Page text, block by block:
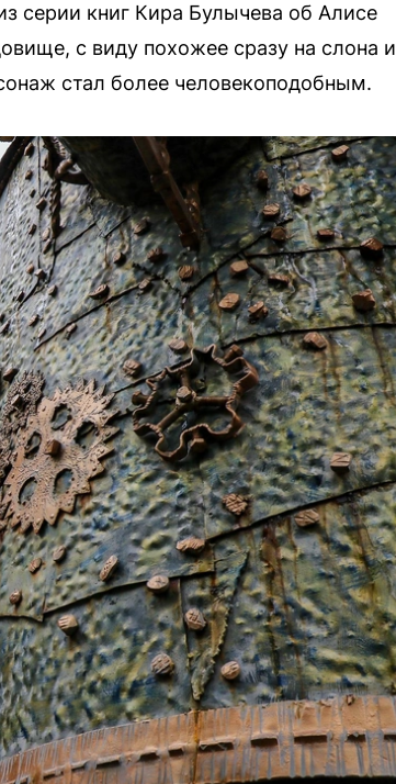
серии книг Кира Булычева об Алисе
с виду похожее сразу на слона и
стал более человекоподобным.